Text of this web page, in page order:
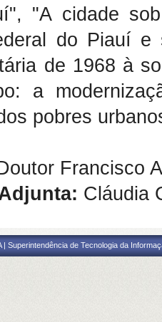
"A cidade
do Piauí
de 1968 à
a
pobres
Francisco
Cláudia
| Superintendência de Tecnologia da